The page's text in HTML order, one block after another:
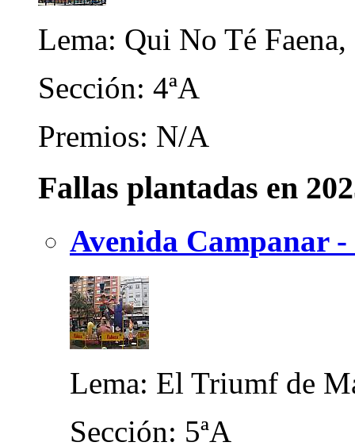
Lema: Qui No Té
Sección: 4ªA
Premios: N/A
Fallas plantadas en
Avenida Campanar
Lema: El Triumf de
Sección: 5ªA